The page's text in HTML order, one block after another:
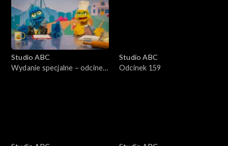
Studio ABC
Wydanie specjalne – odcinek
Studio ABC
Odcinek 159